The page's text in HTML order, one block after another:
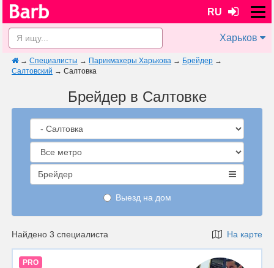
RU
Харьков
→ Специалисты → Парикмахеры Харькова → Брейдер →
Салтовский → Салтовка
Брейдер в Салтовке
Брейдер
Выезд на дом
Найдено 3 специалиста На карте
PRO